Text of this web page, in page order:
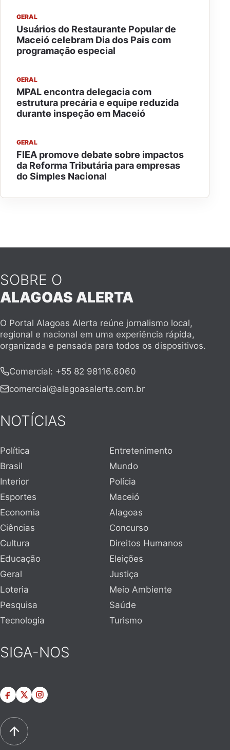
GERAL
Usuários do Restaurante Popular de
Maceió celebram Dia dos Pais com
programação especial
GERAL
MPAL encontra delegacia com
estrutura precária e equipe reduzida
durante inspeção em Maceió
GERAL
FIEA promove debate sobre impactos
da Reforma Tributária para empresas
do Simples Nacional
SOBRE O
ALAGOAS ALERTA
O Portal Alagoas Alerta reúne jornalismo local,
regional e nacional em uma experiência rápida,
organizada e pensada para todos os dispositivos.
Comercial: +55 82 98116.6060
comercial@alagoasalerta.com.br
NOTÍCIAS
Política
Entretenimento
Brasil
Mundo
Interior
Polícia
Esportes
Maceió
Economia
Alagoas
Ciências
Concurso
Cultura
Direitos Humanos
Educação
Eleições
Geral
Justiça
Loteria
Meio Ambiente
Pesquisa
Saúde
Tecnologia
Turismo
SIGA-NOS